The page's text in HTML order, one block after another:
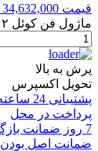
قیمت 34,632,000
ماژول فن کوئل ۲ کانال برند ABB عدد
پرش به بالا
تحویل اکسپرس
پشتیبانی 24 ساعته
پرداخت در محل
7 روز ضمانت بازگشت
ضمانت اصل بودن